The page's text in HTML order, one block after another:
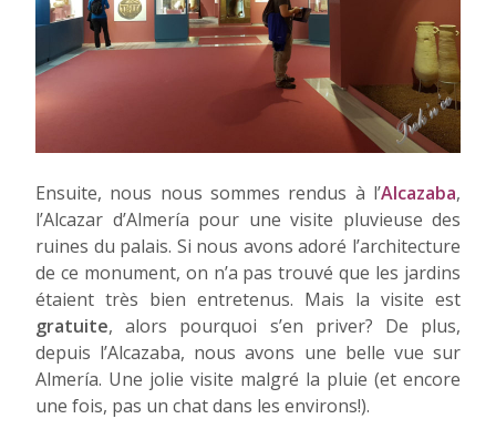
Ensuite, nous nous sommes rendus à l’Alcazaba,
l’Alcazar d’Almería pour une visite pluvieuse des
ruines du palais. Si nous avons adoré l’architecture
de ce monument, on n’a pas trouvé que les jardins
étaient très bien entretenus. Mais la visite est
gratuite, alors pourquoi s’en priver? De plus,
depuis l’Alcazaba, nous avons une belle vue sur
Almería. Une jolie visite malgré la pluie (et encore
une fois, pas un chat dans les environs!).